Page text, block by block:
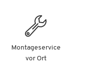
Montageservice
vor Ort